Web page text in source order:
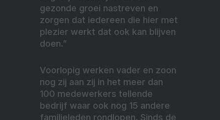
gezonde groei nastreven en
zorgen dat iedereen die hier met
plezier werkt dat ook kan blijven
doen.”
Voorlopig werken vader en zoon
nog zij aan zij in het meer dan
100 medewerkers tellende
bedrijf waar ook nog 15 andere
familieleden rondlopen. Sinds de